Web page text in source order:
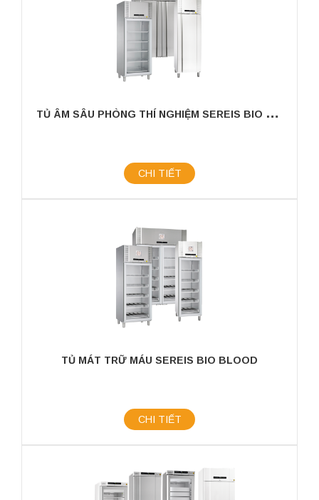
T
Ủ ÂM SÂU PHÒNG THÍ NGHIỆM SEREIS BIO PLUS
CHI TIẾT
TỦ MÁT TRỮ MÁU SEREIS BIO BLOOD
CHI TIẾT